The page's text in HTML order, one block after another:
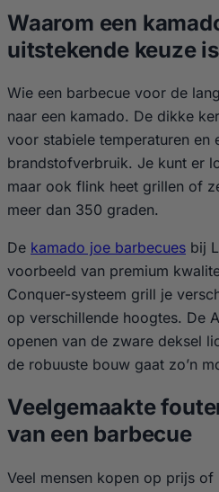
Waarom een
uitstekende keuze is
Wie een barbecue voor de
naar een kamado. De dikke
voor stabiele temperaturen en
brandstofverbruik. Je kunt er
maar ook flink heet grillen of
meer dan 350 graden.
De kamado joe barbecues bij
voorbeeld van premium
Conquer-systeem grill je
op verschillende hoogtes. De
openen van de zware deksel
de robuuste bouw gaat zo’n
Veelgemaakte
van een barbecue
Veel mensen kopen op prijs